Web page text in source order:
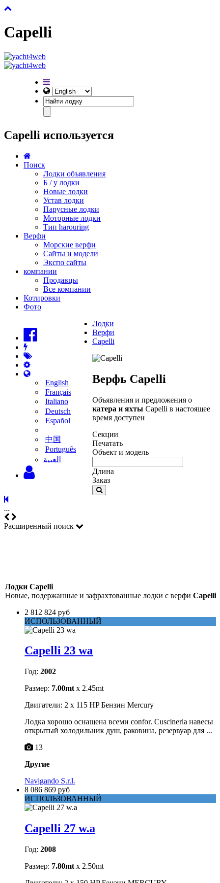
Capelli
Capelli используется
Поиск
Лодки объявления
Б / у лодки
Новые лодки
Устав лодки
Парусные лодки
Моторные лодки
Тип harouring
Верфи
Морские верфи
Сайты и модели
Экспо сайты
компании
Продавцы
Все компании
Котировки
Фото
English
Français
Italiano
Deutsch
Español
中国
Português
‫العبية
Лодки
Верфи
Capelli
Верфь Capelli
Объявления и предложения о
катера и яхты Capelli в настоящее
время доступен
Секции
Печатать
Объект и модель
Длина
Заказ
...
Расширенный поиск
Лодки Capelli
Новые, подержанные и зафрахтованные лодки с верфи Capelli
2 812 824 руб
ИСПОЛЬЗОВАННЫЙ
Capelli 23 wa
Год: 2002
Размер: 7.00mt x 2.45mt
Двигатели: 2 x 115 HP Бензин Mercury
Лодка хорошо оснащена всеми confor. Cuscineria навесы
открытый холодильник душ, раковина, резервуар для ...
13
Другие
Navigando S.r.l.
8 086 869 руб
ИСПОЛЬЗОВАННЫЙ
Capelli 27 w.a
Год: 2008
Размер: 7.80mt x 2.50mt